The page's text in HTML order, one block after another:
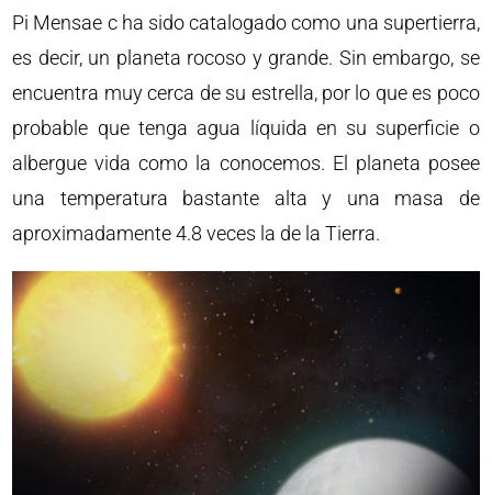
Pi Mensae c ha sido catalogado como una supertierra,
es decir, un planeta rocoso y grande. Sin embargo, se
encuentra muy cerca de su estrella, por lo que es poco
probable que tenga agua líquida en su superficie o
albergue vida como la conocemos. El planeta posee
una temperatura bastante alta y una masa de
aproximadamente 4.8 veces la de la Tierra.